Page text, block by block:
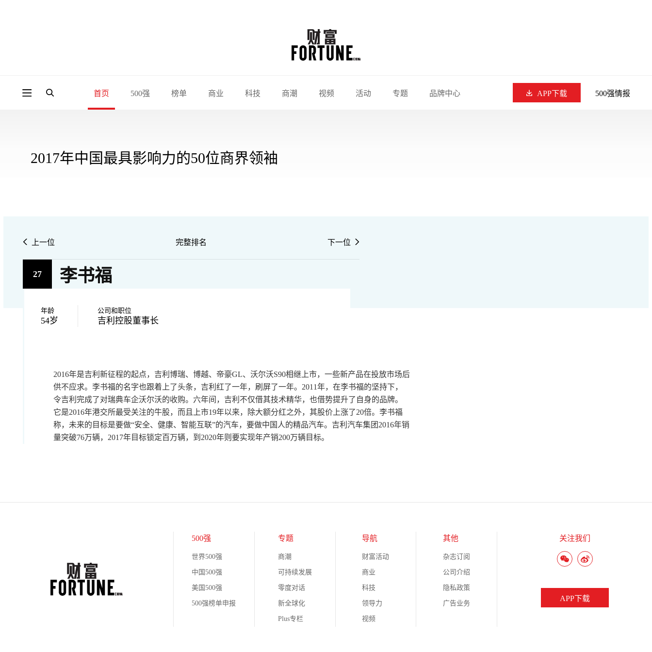
首页 500强 榜单 商业 科技 商潮 视频 活动 专题 品牌中心 APP下载 500强情报
2017年中国最具影响力的50位商界领袖
上一位 完整排名 下一位
27 李书福
年龄
54岁
公司和职位
吉利控股董事长
2016年是吉利新征程的起点，吉利博瑞、博越、帝豪GL、沃尔沃S90相继上市，一些新产品在投放市场后
供不应求。李书福的名字也跟着上了头条，吉利红了一年，刷屏了一年。2011年，在李书福的坚持下，
令吉利完成了对瑞典车企沃尔沃的收购。六年间，吉利不仅借其技术精华，也借势提升了自身的品牌。
它是2016年港交所最受关注的牛股，而且上市19年以来，除大额分红之外，其股价上涨了20倍。李书福
称，未来的目标是要做“安全、健康、智能互联”的汽车，要做中国人的精品汽车。吉利汽车集团2016年销
量突破76万辆，2017年目标锁定百万辆，到2020年则要实现年产销200万辆目标。
500强
世界500强
中国500强
美国500强
500强榜单申报
专题
商潮
可持续发展
零度对话
新全球化
Plus专栏
导航
财富活动
商业
科技
领导力
视频
其他
杂志订阅
公司介绍
隐私政策
广告业务
关注我们
APP下载